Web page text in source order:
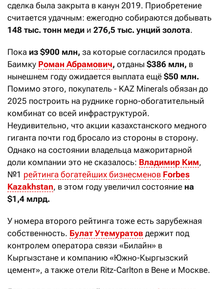
сделка была закрыта в канун 2019. Приобретение
считается удачным: ежегодно собираются добывать
148 тыс. тонн меди и 276,5 тыс. унций золота.
Пока из $900 млн, за которые согласился продать
Баимку Роман Абрамович, отданы $386 млн, в
нынешнем году ожидается выплата ещё $50 млн.
Помимо этого, покупатель - KAZ Minerals обязан до
2025 построить на руднике горно-обогатительный
комбинат со всей инфраструктурой.
Неудивительно, что акции казахстанского медного
гиганта почти год бросало из стороны в сторону.
Однако на состоянии владельца мажоритарной
доли компании это не сказалось: Владимир Ким,
№1 рейтинга богатейших бизнесменов Forbes
Kazakhstan, в этом году увеличил состояние на
$1,4 млрд.
У номера второго рейтинга тоже есть зарубежная
собственность. Булат Утемуратов держит под
контролем оператора связи «Билайн» в
Кыргызстане и компанию «Южно-Кыргызский
цемент», а также отели Ritz-Carlton в Вене и Москве.